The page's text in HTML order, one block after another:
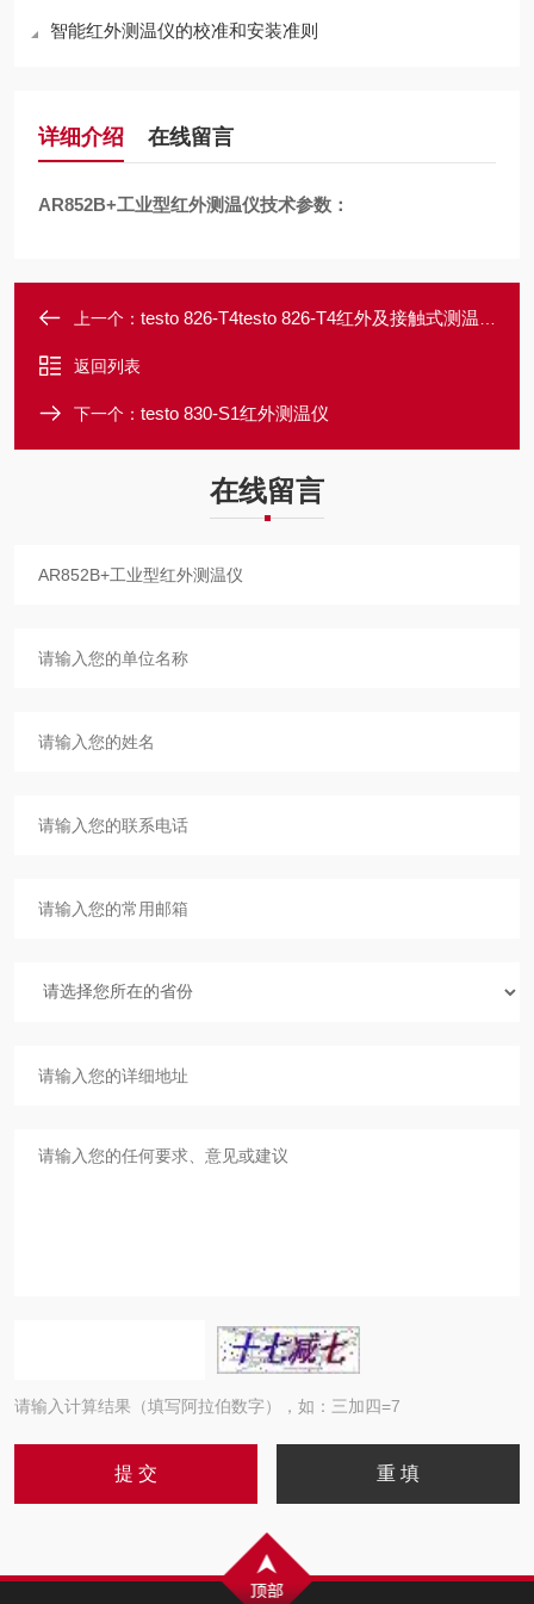
智能红外测温仪的校准和安装准则
详细介绍 在线留言
AR852B+工业型红外测温仪技术参数：
上一个： testo 826-T4testo 826-T4红外及接触式测温仪
返回列表
下一个： testo 830-S1红外测温仪
在线留言
请输入计算结果（填写阿拉伯数字），如：三加四=7